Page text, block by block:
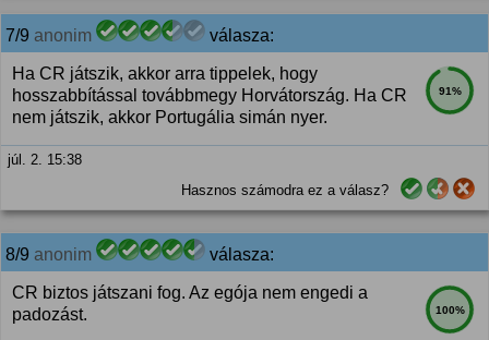
7/9 anonim válasza:
91%
Ha CR játszik, akkor arra tippelek, hogy
hosszabbítással továbbmegy Horvátország. Ha CR
nem játszik, akkor Portugália simán nyer.
júl. 2. 15:38
Hasznos számodra ez a válasz?
8/9 anonim válasza:
100%
CR biztos játszani fog. Az egója nem engedi a
padozást.